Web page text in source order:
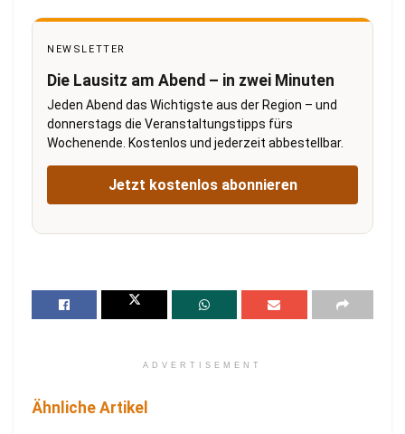
NEWSLETTER
Die Lausitz am Abend – in zwei Minuten
Jeden Abend das Wichtigste aus der Region – und
donnerstags die Veranstaltungstipps fürs
Wochenende. Kostenlos und jederzeit abbestellbar.
Jetzt kostenlos abonnieren
ADVERTISEMENT
Ähnliche Artikel